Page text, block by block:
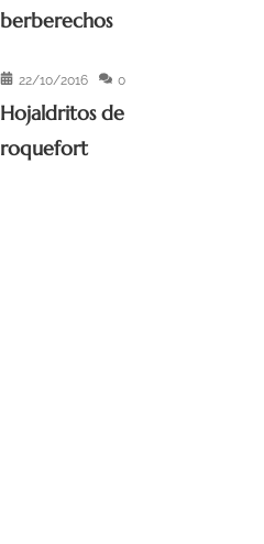
berberechos
22/10/2016 0
Hojaldritos de
roquefort